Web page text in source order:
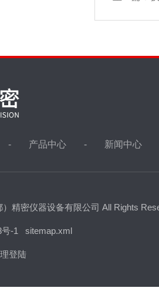
产品中心 新闻中心
）精密仪器设备有限公司 All Rights
-1 sitemap.xml
登陆